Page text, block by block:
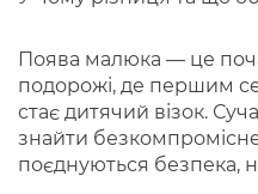
Поява малюка — це
подорожі, де першим
стає дитячий візок.
знайти
поєднуються безпека,